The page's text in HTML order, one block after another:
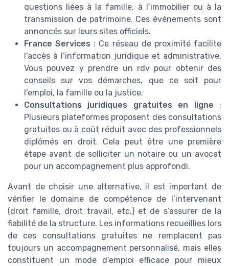
questions liées à la famille, à l’immobilier ou à la
transmission de patrimoine. Ces événements sont
annoncés sur leurs sites officiels.
France Services : Ce réseau de proximité facilite
l’accès à l’information juridique et administrative.
Vous pouvez y prendre un rdv pour obtenir des
conseils sur vos démarches, que ce soit pour
l’emploi, la famille ou la justice.
Consultations juridiques gratuites en ligne :
Plusieurs plateformes proposent des consultations
gratuites ou à coût réduit avec des professionnels
diplômés en droit. Cela peut être une première
étape avant de solliciter un notaire ou un avocat
pour un accompagnement plus approfondi.
Avant de choisir une alternative, il est important de
vérifier le domaine de compétence de l’intervenant
(droit famille, droit travail, etc.) et de s’assurer de la
fiabilité de la structure. Les informations recueillies lors
de ces consultations gratuites ne remplacent pas
toujours un accompagnement personnalisé, mais elles
constituent un mode d’emploi efficace pour mieux